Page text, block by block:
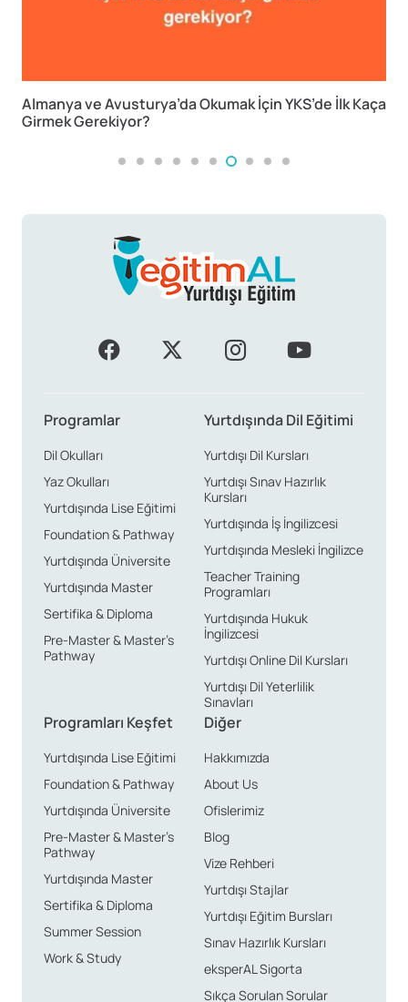
Almanya ve Avusturya’da Okumak İçin YKS’de İlk Kaça
Girmek Gerekiyor?
Programlar
Dil Okulları
Yaz Okulları
Yurtdışında Lise Eğitimi
Foundation & Pathway
Yurtdışında Üniversite
Yurtdışında Master
Sertifika & Diploma
Pre-Master & Master’s
Pathway
Yurtdışında Dil Eğitimi
Yurtdışı Dil Kursları
Yurtdışı Sınav Hazırlık
Kursları
Yurtdışında İş İngilizcesi
Yurtdışında Mesleki İngilizce
Teacher Training
Programları
Yurtdışında Hukuk
İngilizcesi
Yurtdışı Online Dil Kursları
Yurtdışı Dil Yeterlilik
Sınavları
Programları Keşfet
Yurtdışında Lise Eğitimi
Foundation & Pathway
Yurtdışında Üniversite
Pre-Master & Master’s
Pathway
Yurtdışında Master
Sertifika & Diploma
Summer Session
Work & Study
Diğer
Hakkımızda
About Us
Ofislerimiz
Blog
Vize Rehberi
Yurtdışı Stajlar
Yurtdışı Eğitim Bursları
Sınav Hazırlık Kursları
eksperAL Sigorta
Sıkça Sorulan Sorular